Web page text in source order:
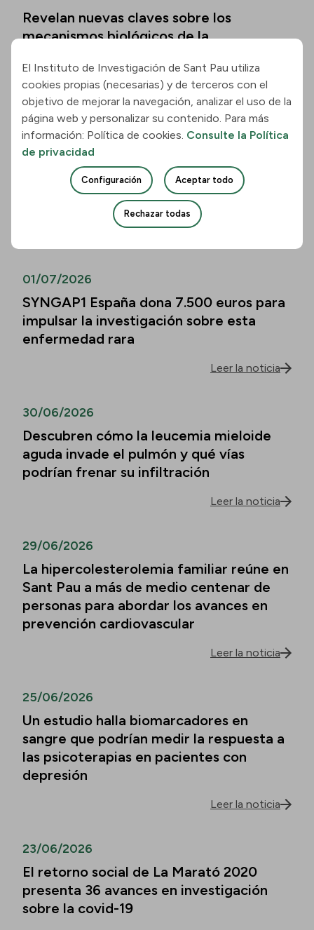
Revelan nuevas claves sobre los
mecanismos biológicos de la
Leer la noticia
01/07/2026
Los biomarcadores de la enfermedad de
Alzheimer permiten predecir el
deterioro cognitivo también en mayores
01/07/2026
SYNGAP1 España dona 7.500 euros para
impulsar la investigación sobre esta
enfermedad rara
Leer la noticia
30/06/2026
Descubren cómo la leucemia mieloide
aguda invade el pulmón y qué vías
podrían frenar su infiltración
Leer la noticia
29/06/2026
La hipercolesterolemia familiar reúne en
Sant Pau a más de medio centenar de
personas para abordar los avances en
prevención cardiovascular
Leer la noticia
25/06/2026
Un estudio halla biomarcadores en
sangre que podrían medir la respuesta a
las psicoterapias en pacientes con
depresión
Leer la noticia
23/06/2026
El retorno social de La Marató 2020
presenta 36 avances en investigación
sobre la covid-19
El Instituto de Investigación de Sant Pau utiliza
cookies propias (necesarias) y de terceros con el
objetivo de mejorar la navegación, analizar el uso de la
página web y personalizar su contenido. Para más
información: Política de cookies. Consulte la Política
de privacidad
Configuración Aceptar todo
Rechazar todas